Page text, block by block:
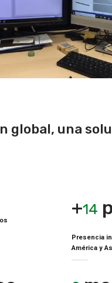
global, una
+17
Presencia
América y